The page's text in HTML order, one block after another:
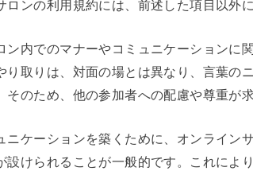
ロンの利用規約には、前述した項目以外
ン内でのマナーやコミュニケーションに
り取りは、対面の場とは異なり、言葉の
そのため、他の参加者への配慮や尊重が
ニケーションを築くために、オンライン
設けられることが一般的です。これによ